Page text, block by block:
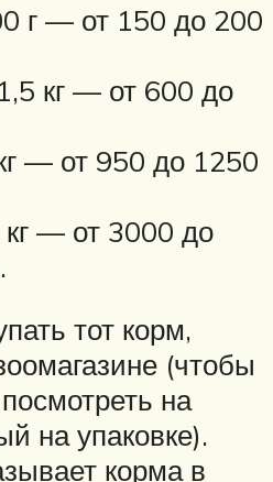
г — от 150 до 200
кг — от 600 до
— от 950 до 1250
— от 3000 до
тот корм,
(чтобы
на
на упаковке).
корма в